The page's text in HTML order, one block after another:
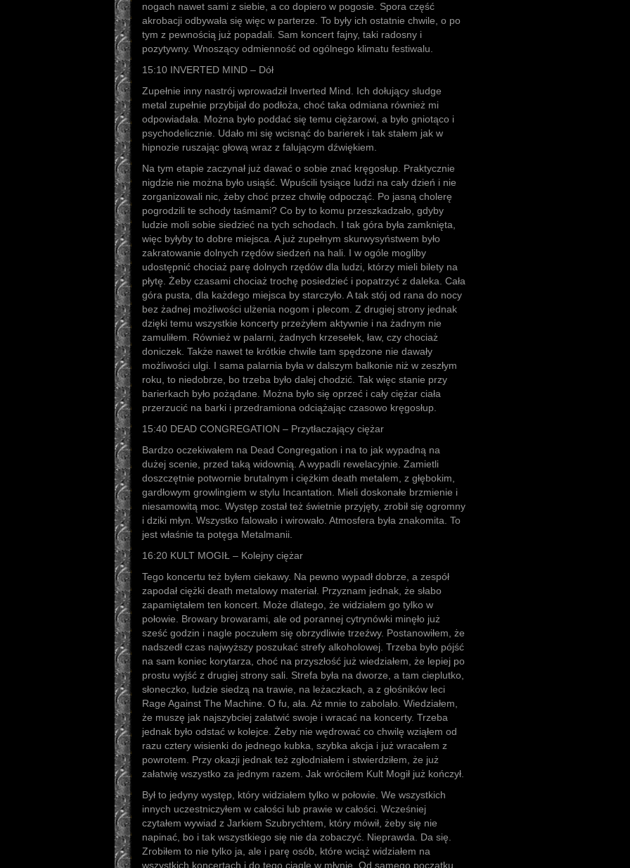
nogach nawet sami z siebie, a co dopiero w pogosie. Spora część
akrobacji odbywała się więc w parterze. To były ich ostatnie chwile, o po
tym z pewnością już popadali. Sam koncert fajny, taki radosny i
pozytywny. Wnoszący odmienność od ogólnego klimatu festiwalu.
15:10 INVERTED MIND – Dół
Zupełnie inny nastrój wprowadził Inverted Mind. Ich dołujący sludge
metal zupełnie przybijał do podłoża, choć taka odmiana również mi
odpowiadała. Można było poddać się temu ciężarowi, a było gniotąco i
psychodelicznie. Udało mi się wcisnąć do barierek i tak stałem jak w
hipnozie ruszając głową wraz z falującym dźwiękiem.
Na tym etapie zaczynał już dawać o sobie znać kręgosłup. Praktycznie
nigdzie nie można było usiąść. Wpuścili tysiące ludzi na cały dzień i nie
zorganizowali nic, żeby choć przez chwilę odpocząć. Po jasną cholerę
pogrodzili te schody taśmami? Co by to komu przeszkadzało, gdyby
ludzie moli sobie siedzieć na tych schodach. I tak góra była zamknięta,
więc byłyby to dobre miejsca. A już zupełnym skurwysyństwem było
zakratowanie dolnych rzędów siedzeń na hali. I w ogóle mogliby
udostępnić chociaż parę dolnych rzędów dla ludzi, którzy mieli bilety na
płytę. Żeby czasami chociaż trochę posiedzieć i popatrzyć z daleka. Cała
góra pusta, dla każdego miejsca by starczyło. A tak stój od rana do nocy
bez żadnej możliwości ulżenia nogom i plecom. Z drugiej strony jednak
dzięki temu wszystkie koncerty przeżyłem aktywnie i na żadnym nie
zamuliłem. Również w palarni, żadnych krzesełek, ław, czy chociaż
doniczek. Także nawet te krótkie chwile tam spędzone nie dawały
możliwości ulgi. I sama palarnia była w dalszym balkonie niż w zeszłym
roku, to niedobrze, bo trzeba było dalej chodzić. Tak więc stanie przy
barierkach było pożądane. Można było się oprzeć i cały ciężar ciała
przerzucić na barki i przedramiona odciążając czasowo kręgosłup.
15:40 DEAD CONGREGATION – Przytłaczający ciężar
Bardzo oczekiwałem na Dead Congregation i na to jak wypadną na
dużej scenie, przed taką widownią. A wypadli rewelacyjnie. Zamietli
doszczętnie potwornie brutalnym i ciężkim death metalem, z głębokim,
gardłowym growlingiem w stylu Incantation. Mieli doskonałe brzmienie i
niesamowitą moc. Występ został też świetnie przyjęty, zrobił się ogromny
i dziki młyn. Wszystko falowało i wirowało. Atmosfera była znakomita. To
jest właśnie ta potęga Metalmanii.
16:20 KULT MOGIŁ – Kolejny ciężar
Tego koncertu też byłem ciekawy. Na pewno wypadł dobrze, a zespół
zapodał ciężki death metalowy materiał. Przyznam jednak, że słabo
zapamiętałem ten koncert. Może dlatego, że widziałem go tylko w
połowie. Browary browarami, ale od porannej cytrynówki minęło już
sześć godzin i nagle poczułem się obrzydliwie trzeźwy. Postanowiłem, że
nadszedł czas najwyższy poszukać strefy alkoholowej. Trzeba było pójść
na sam koniec korytarza, choć na przyszłość już wiedziałem, że lepiej po
prostu wyjść z drugiej strony sali. Strefa była na dworze, a tam cieplutko,
słoneczko, ludzie siedzą na trawie, na leżaczkach, a z głośników leci
Rage Against The Machine. O fu, ała. Aż mnie to zabolało. Wiedziałem,
że muszę jak najszybciej załatwić swoje i wracać na koncerty. Trzeba
jednak było odstać w kolejce. Żeby nie wędrować co chwilę wziąłem od
razu cztery wisienki do jednego kubka, szybka akcja i już wracałem z
powrotem. Przy okazji jednak też zgłodniałem i stwierdziłem, że już
załatwię wszystko za jednym razem. Jak wróciłem Kult Mogił już kończył.
Był to jedyny występ, który widziałem tylko w połowie. We wszystkich
innych uczestniczyłem w całości lub prawie w całości. Wcześniej
czytałem wywiad z Jarkiem Szubrychtem, który mówił, żeby się nie
napinać, bo i tak wszystkiego się nie da zobaczyć. Nieprawda. Da się.
Zrobiłem to nie tylko ja, ale i parę osób, które wciąż widziałem na
wszystkich koncertach i do tego ciągle w młynie. Od samego początku,